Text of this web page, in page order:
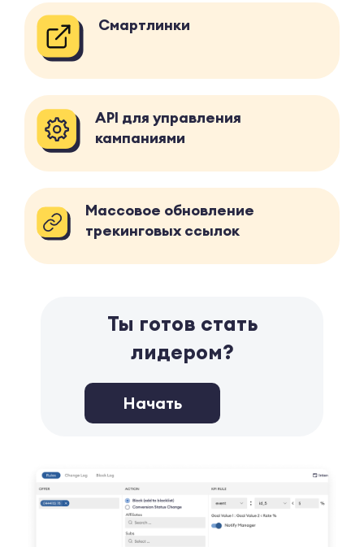
Смартлинки
API для управления
кампаниями
Массовое обновление
трекинговых ссылок
Ты готов стать
лидером?
Начать